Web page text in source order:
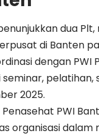
dua
di Banten
dengan PWI
pelatihan,
2025.
PWI
organisasi dalam